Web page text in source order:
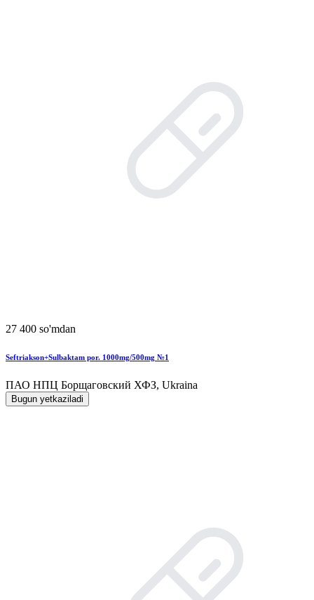
27 400 so'mdan
Seftriakson+Sulbaktam por. 1000mg/500mg №1
ПАО НПЦ Борщаговский ХФЗ, Ukraina
Bugun yetkaziladi